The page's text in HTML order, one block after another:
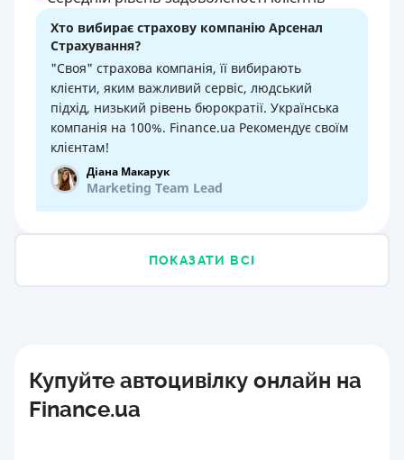
Хто вибирає страхову компанію Арсенал
Страхування?
"Своя" страхова компанія, її вибирають
клієнти, яким важливий сервіс, людський
підхід, низький рівень бюрократії. Українська
компанія на 100%. Finance.ua Рекомендує своїм
клієнтам!
Діана Макарук
Marketing Team Lead
ПОКАЗАТИ ВСІ
Купуйте автоцивілку онлайн на
Finance.ua